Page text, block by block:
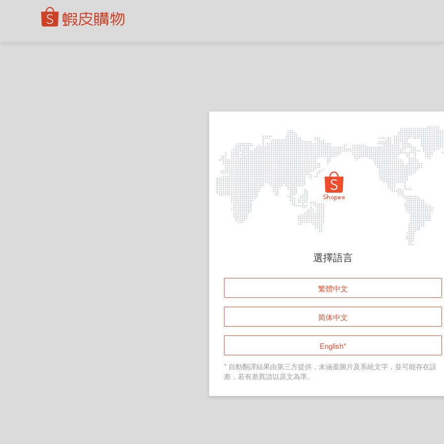
頁面無法顯示
登入
返回首頁
選擇語言
繁體中文
简体中文
English*
* 自動翻譯結果由第三方提供，未涵蓋圖片及系統文字，並可能存在誤
差，若有差異請以原文為準。